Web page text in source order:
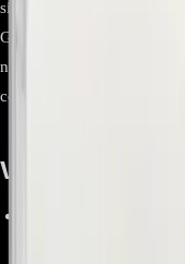
siguiendo las indicaciones
GC‑L247KQDV. Para
número de parte en el
compra.
Ventajas y
Conservación de